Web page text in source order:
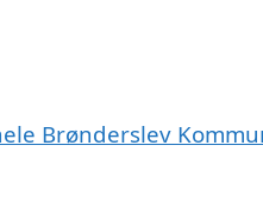
Brønderslev